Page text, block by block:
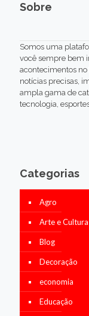
Sobre
Somos uma
você sempre bem
acontecimentos no
notícias precisas,
ampla gama de
tecnologia,
Categorias
Agro
Arte e Cultura
Blog
Decoração
economia
Educação